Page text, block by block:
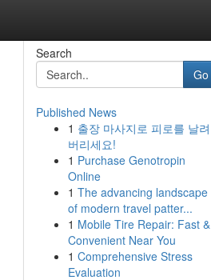
Search
Go
Published News
1 출장 마사지로 피로를 날려
버리세요!
1 Purchase Genotropin
Online
1 The advancing landscape
of modern travel patter...
1 Mobile Tire Repair: Fast &
Convenient Near You
1 Comprehensive Stress
Evaluation